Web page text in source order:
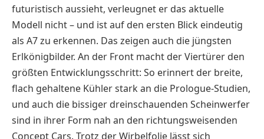
futuristisch aussieht, verleugnet er das aktuelle
Modell nicht – und ist auf den ersten Blick eindeutig
als A7 zu erkennen. Das zeigen auch die jüngsten
Erlkönigbilder. An der Front macht der Viertürer den
größten Entwicklungsschritt: So erinnert der breite,
flach gehaltene Kühler stark an die Prologue-Studien,
und auch die bissiger dreinschauenden Scheinwerfer
sind in ihrer Form nah an den richtungsweisenden
Concept Cars. Trotz der Wirbelfolie lässt sich